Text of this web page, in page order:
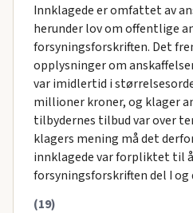
Innklagede er omfattet av
herunder lov om offentlige
forsyningsforskriften. Det
opplysninger om
var imidlertid i
millioner kroner, og klager
tilbydernes tilbud var over
klagers mening må det
innklagede var forpliktet til
forsyningsforskriften del I og
(19)